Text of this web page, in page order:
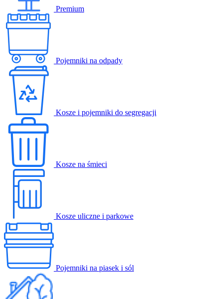
Premium
Pojemniki na odpady
Kosze i pojemniki do segregacji
Kosze na śmieci
Kosze uliczne i parkowe
Pojemniki na piasek i sól